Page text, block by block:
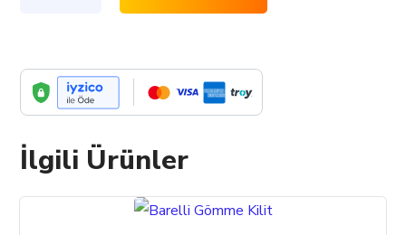
adet
İlgili Ürünler